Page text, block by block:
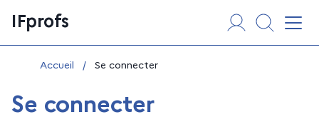
au
contenu
IFprofs
Vous êtes ici :
Accueil / Se connecter
Se connecter